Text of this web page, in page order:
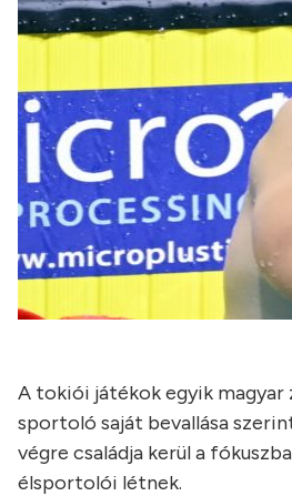
A tokiói játékok egyik magyar
sportoló saját bevallása
végre családja kerül a
élsportolói létnek.